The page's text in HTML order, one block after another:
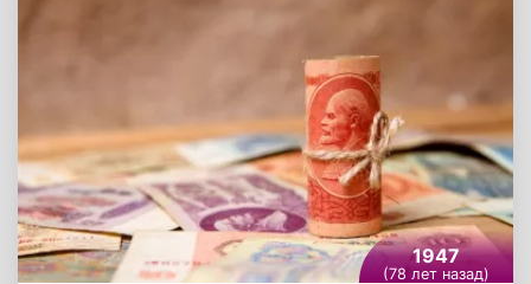
Керестур, Мад, Онд, Монок, Чобад, Расоны,
Сендрьо-Лад, Боршод, Еделень, Ходай, Часта,
Диснош-Хорват, Су-Ха-Калло, Шайо-Каза и
железнодорожные станции Бодрог-Керестур,
Мад, Вадна.
1947
(78 лет назад)